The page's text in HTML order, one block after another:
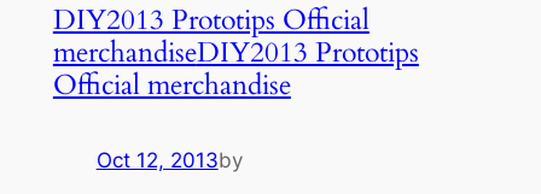
DIY2013 Prototips Official
merchandiseDIY2013 Prototips
Official merchandise
Oct 12, 2013by